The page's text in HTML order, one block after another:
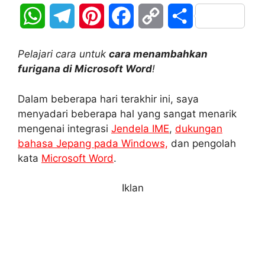
W
a
s
A
p
l
g
r
a
n
e
r
e
c
b
o
k
L
i
S
e
Pelajari cara untuk cara menambahkan
furigana di Microsoft Word!
Dalam beberapa hari terakhir ini, saya
menyadari beberapa hal yang sangat menarik
mengenai integrasi Jendela IME, dukungan
bahasa Jepang pada Windows, dan pengolah
kata Microsoft Word.
Iklan